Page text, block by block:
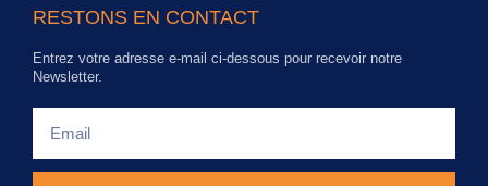
RESTONS EN CONTACT
Entrez votre adresse e-mail ci-dessous pour recevoir notre
Newsletter.